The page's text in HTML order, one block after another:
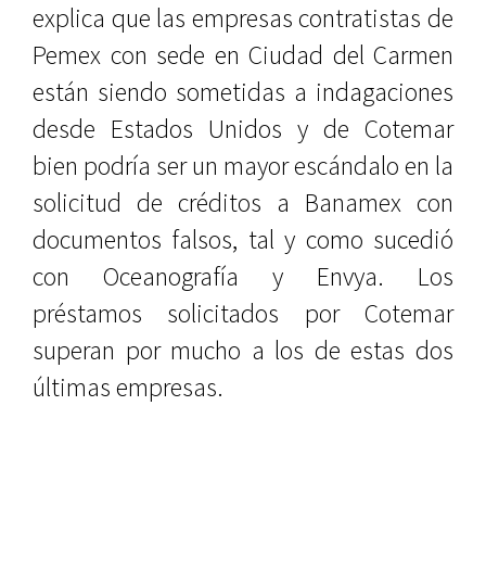
explica que las empresas contratistas de
Pemex con sede en Ciudad del Carmen
están siendo sometidas a indagaciones
desde Estados Unidos y de Cotemar
bien podría ser un mayor escándalo en la
solicitud de créditos a Banamex con
documentos falsos, tal y como sucedió
con Oceanografía y Envya. Los
préstamos solicitados por Cotemar
superan por mucho a los de estas dos
últimas empresas.